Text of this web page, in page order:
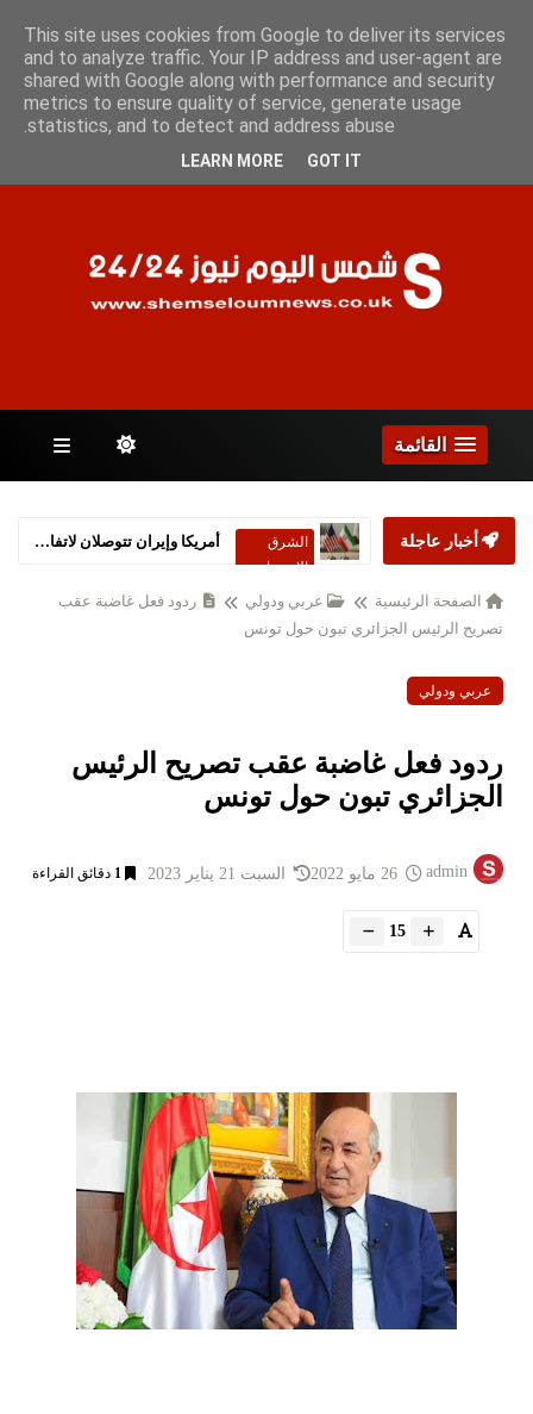
الجمعة 7 أغسطس 2026
الصفحات
القائمة
أخبار عاجلة
الشرق
الاوسط
إيران تستبعد توقيع تفاهم مع أميركا خلال 24 ساعة
الصفحة الرئيسية عربي ودولي
ردود فعل غاضبة عقب
تصريح الرئيس الجزائري تبون حول تونس
عربي ودولي
ردود فعل غاضبة عقب تصريح الرئيس
الجزائري تبون حول تونس
admin السبت 21 يناير 2023 1 دقائق القراءة
15
This site uses cookies from Google to deliver its services
and to analyze traffic. Your IP address and user-agent are
shared with Google along with performance and security
metrics to ensure quality of service, generate usage
statistics, and to detect and address abuse.
LEARN MORE GOT IT